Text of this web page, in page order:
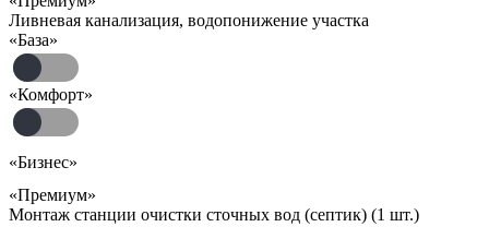
Ливневая канализация, водопонижение участка
«База»
«Комфорт»
«Бизнес»
«Премиум»
Монтаж станции очистки сточных вод (септик) (1 шт.)